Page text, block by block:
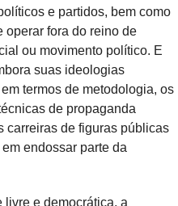
e partidos, bem como
operar fora do reino de
ou movimento político. E
suas ideologias
termos de metodologia, os
de propaganda
carreiras de figuras públicas
endossar parte da
livre e democrática, a